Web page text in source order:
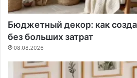
Бюджетный декор: как
без больших затрат
08.08.2026